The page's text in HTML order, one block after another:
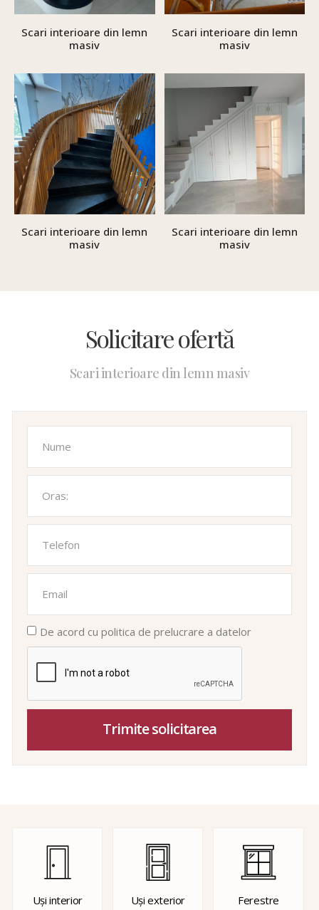
Scari interioare din lemn
masiv
Scari interioare din lemn
masiv
Scari interioare din lemn
masiv
Scari interioare din lemn
masiv
Solicitare ofertă
Scari interioare din lemn masiv
De acord cu politica de prelucrare a datelor
Trimite solicitarea
Uși interior Uși exterior Ferestre